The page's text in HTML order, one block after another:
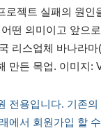
로젝트 실패의 원인
떤 의미이고 앞으
리스업체 바나라마
만든 목업. 이미지:
전용입니다. 기존
에서 회원가입 할